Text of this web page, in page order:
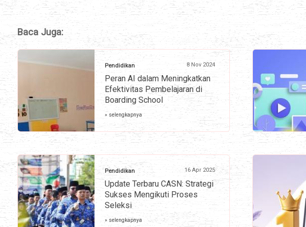
Baca Juga:
Pendidikan 8 Nov 2024
Peran AI dalam Meningkatkan
Efektivitas Pembelajaran di
Boarding School
» selengkapnya
Pendidikan 16 Apr 2025
Update Terbaru CASN: Strategi
Sukses Mengikuti Proses
Seleksi
» selengkapnya